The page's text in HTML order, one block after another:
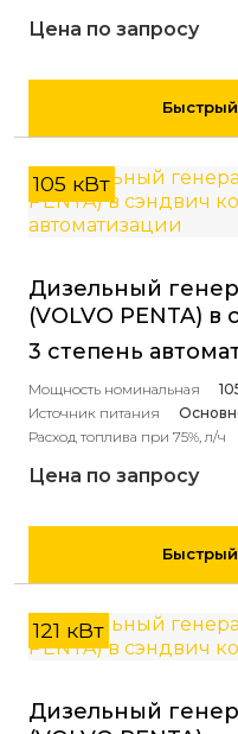
Цена по запросу
105 кВт
Дизельный
(VOLVO PENTA)
3 степень
Мощность номинальная
Источник питания
Расход топлива при 75%, л/ч
Цена по запросу
121 кВт
Дизельный